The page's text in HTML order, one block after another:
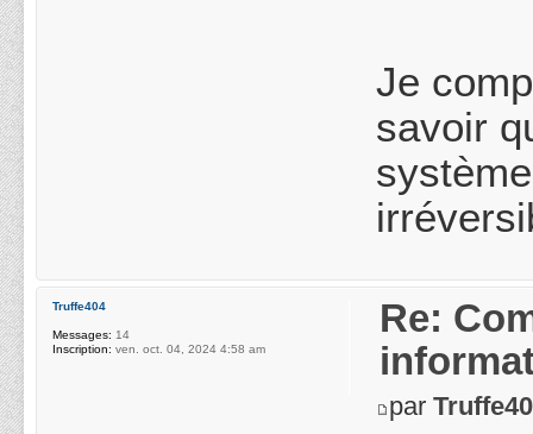
Je
savoir
Re:
par
Truffe404
Messages: 14
Inscription: ven. oct. 04, 2024 4:58 am